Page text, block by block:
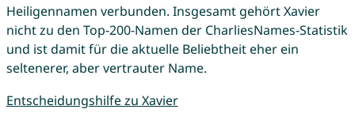
Heiligennamen verbunden. Insgesamt gehört Xavier
nicht zu den Top-200-Namen der CharliesNames-Statistik
und ist damit für die aktuelle Beliebtheit eher ein
seltenerer, aber vertrauter Name.
Entscheidungshilfe zu Xavier